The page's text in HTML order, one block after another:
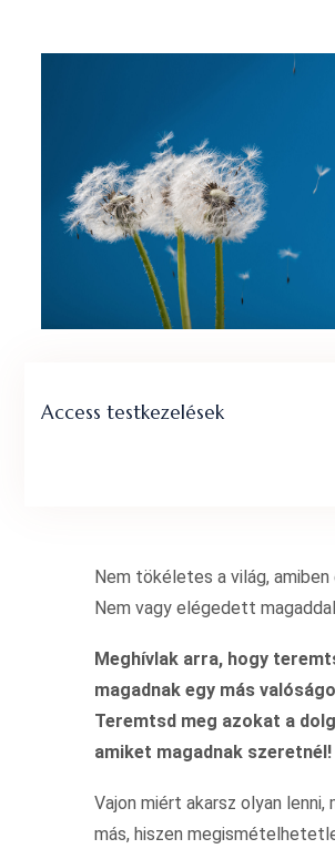
Access testkezelések
Nem tökéletes a világ, amiben
Nem vagy elégedett
Meghívlak arra, hogy
magadnak egy más
Teremtsd meg azokat a
amiket magadnak szeretnél!
Vajon miért akarsz olyan lenni,
más, hiszen